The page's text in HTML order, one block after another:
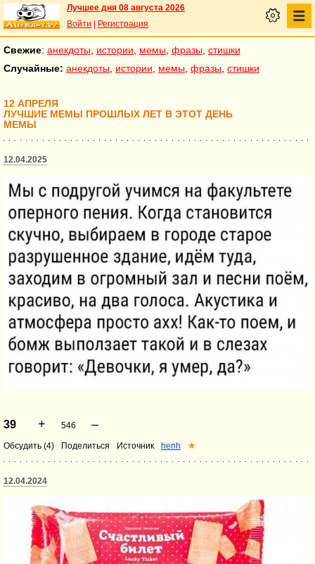
Лучшее дня 08 августа 2026
Войти
Регистрация
Свежие: анекдоты истории мемы фразы стишки
Случайные: анекдоты истории мемы фразы стишки
12 АПРЕЛЯ
ЛУЧШИЕ МЕМЫ ПРОШЛЫХ ЛЕТ В ЭТОТ ДЕНЬ
МЕМЫ
12.04.2025
39 + 546 –
Обсудить (4) Поделиться Источник henh ★
12.04.2024